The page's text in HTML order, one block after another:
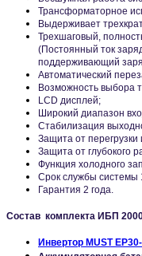
Трансформаторное
Выдерживает
Трехшаговый,
(Постоянный ток
поддерживающий
Автоматический
Возможность выбора
LCD дисплей;
Широкий диапазон
Стабилизация
Защита от перегрузки
Защита от глубокого
Функция холодного
Срок службы системы
Гарантия 2 года.
Состав комплекта ИБП
Инвертор MUST